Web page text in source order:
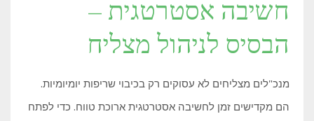
חשיבה אסטרטגית –
הבסיס לניהול מצליח
מנכ"לים מצליחים לא עסוקים רק בכיבוי שריפות יומיומיות.
הם מקדישים זמן לחשיבה אסטרטגית ארוכת טווח. כדי לפתח